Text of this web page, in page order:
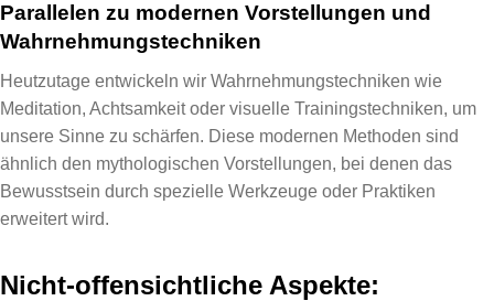
Parallelen zu modernen Vorstellungen und
Wahrnehmungstechniken
Heutzutage entwickeln wir Wahrnehmungstechniken wie
Meditation, Achtsamkeit oder visuelle Trainingstechniken, um
unsere Sinne zu schärfen. Diese modernen Methoden sind
ähnlich den mythologischen Vorstellungen, bei denen das
Bewusstsein durch spezielle Werkzeuge oder Praktiken
erweitert wird.
Nicht-offensichtliche Aspekte: